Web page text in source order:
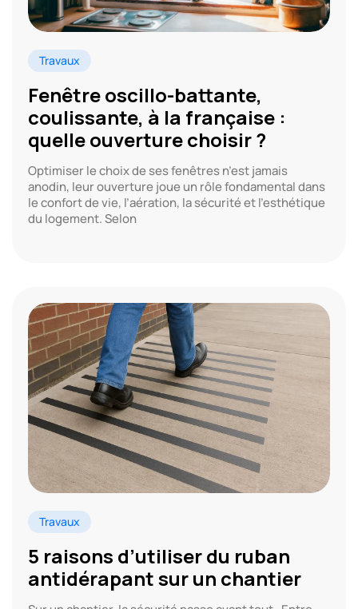
Travaux
Fenêtre oscillo-battante,
coulissante, à la française :
quelle ouverture choisir ?
Optimiser le choix de ses fenêtres n’est jamais
anodin, leur ouverture joue un rôle fondamental dans
le confort de vie, l’aération, la sécurité et l’esthétique
du logement. Selon
Travaux
5 raisons d’utiliser du ruban
antidérapant sur un chantier